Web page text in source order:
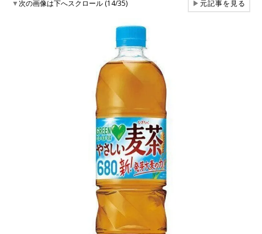
▼次の画像は下へスクロール (14/35) ▶元記事を見る